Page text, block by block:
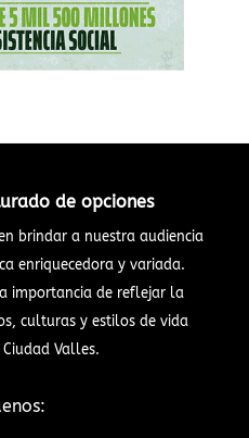
de opciones
brindar a nuestra audiencia
enriquecedora y variada.
importancia de reflejar la
culturas y estilos de vida
Valles.